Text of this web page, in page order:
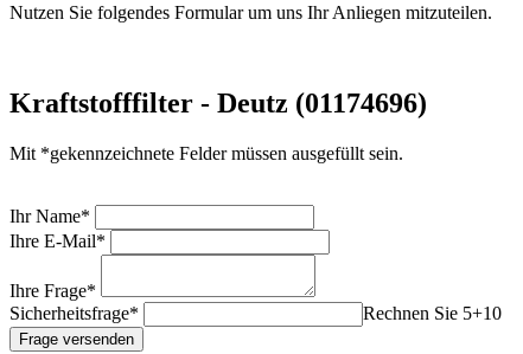
Nutzen Sie folgendes Formular um uns Ihr Anliegen mitzuteilen.
Kraftstofffilter - Deutz (01174696)
Mit *gekennzeichnete Felder müssen ausgefüllt sein.
Ihr Name*
Ihre E-Mail*
Ihre Frage*
Sicherheitsfrage*
Rechnen Sie 5+10